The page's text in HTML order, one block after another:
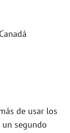
Canadá
de usar los
un segundo